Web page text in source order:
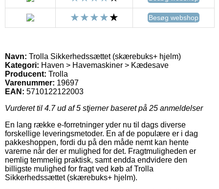
Besøg webshop
Navn: Trolla Sikkerhedssættet (skærebuks+ hjelm)
Kategori: Haven > Havemaskiner > Kædesave
Producent: Trolla
Varenummer: 19697
EAN: 5710122122003
Vurderet til 4.7ud af 5 stjerner baseret på 25 anmeldelser
En lang række e-forretninger yder nu til dags diverse
forskellige leveringsmetoder. En af de populære er i dag
pakkeshoppen, fordi du på den måde nemt kan hente
varerne når der er mulighed for det. Fragtmuligheden er
nemlig temmelig praktisk, samt endda endvidere den
billigste mulighed for fragt ved køb af Trolla
Sikkerhedssættet (skærebuks+ hjelm).